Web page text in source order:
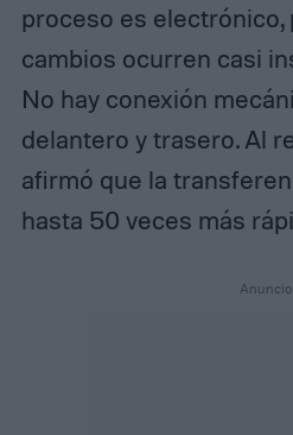
proceso es electrónico,
cambios ocurren casi
No hay conexión
delantero y trasero. Al
afirmó que la
hasta 50 veces más